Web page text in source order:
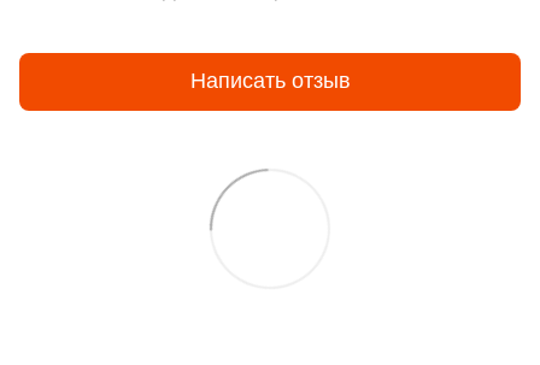
Написать отзыв